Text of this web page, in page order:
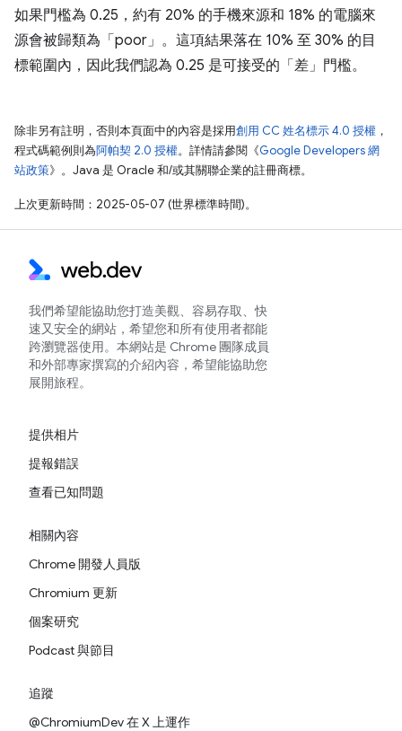
如果門檻為 0.25，約有 20% 的手機來源和 18% 的電腦來
源會被歸類為「poor」。這項結果落在 10% 至 30% 的目
標範圍內，因此我們認為 0.25 是可接受的「差」門檻。
除非另有註明，否則本頁面中的內容是採用創用 CC 姓名標示 4.0 授權 ，
程式碼範例則為阿帕契 2.0 授權。詳情請參閱《Google Developers 網
站政策》。Java 是 Oracle 和/或其關聯企業的註冊商標。
上次更新時間：2025-05-07 (世界標準時間)。
我們希望能協助您打造美觀、容易存取、快
速又安全的網站，希望您和所有使用者都能
跨瀏覽器使用。本網站是 Chrome 團隊成員
和外部專家撰寫的介紹內容，希望能協助您
展開旅程。
提供相片
提報錯誤
查看已知問題
相關內容
Chrome 開發人員版
Chromium 更新
個案研究
Podcast 與節目
追蹤
@ChromiumDev 在 X 上運作